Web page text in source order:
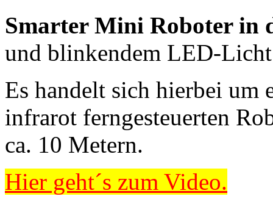
Smarter Mini Roboter in
und blinkendem LED-
Es handelt sich hierbei
infrarot ferngesteuerten
ca. 10 Metern.
Hier geht´s zum Video.